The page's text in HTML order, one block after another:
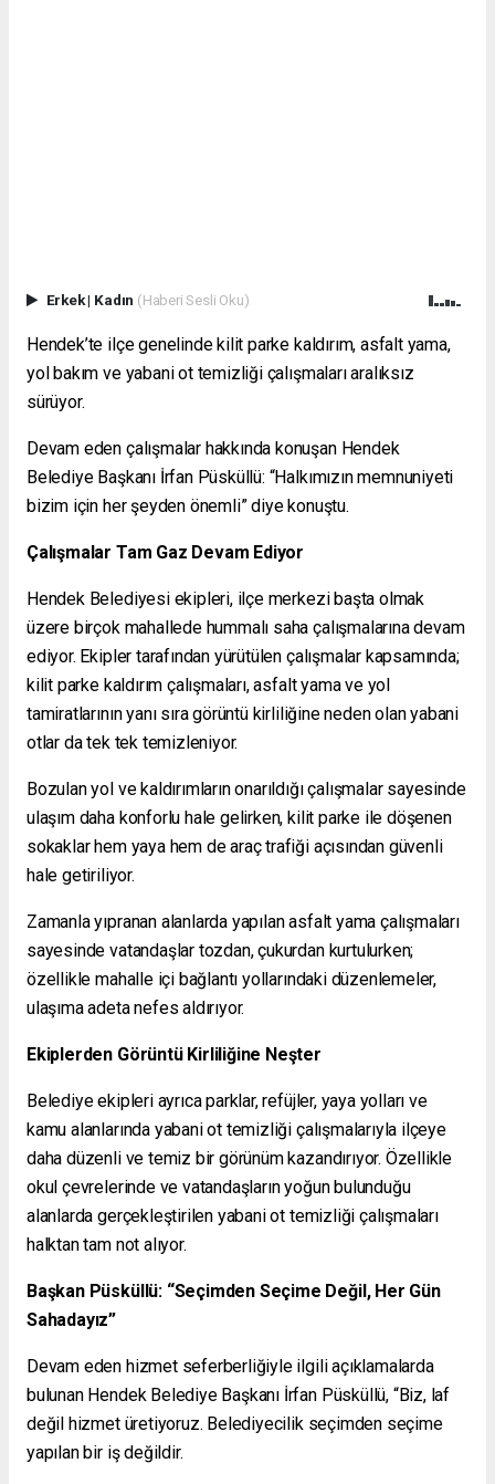
Erkek| Kadın (Haberi Sesli Oku)
Hendek’te ilçe genelinde kilit parke kaldırım, asfalt yama,
yol bakım ve yabani ot temizliği çalışmaları aralıksız
sürüyor.
Devam eden çalışmalar hakkında konuşan Hendek
Belediye Başkanı İrfan Püsküllü: “Halkımızın memnuniyeti
bizim için her şeyden önemli” diye konuştu.
Çalışmalar Tam Gaz Devam Ediyor
Hendek Belediyesi ekipleri, ilçe merkezi başta olmak
üzere birçok mahallede hummalı saha çalışmalarına devam
ediyor. Ekipler tarafından yürütülen çalışmalar kapsamında;
kilit parke kaldırım çalışmaları, asfalt yama ve yol
tamiratlarının yanı sıra görüntü kirliliğine neden olan yabani
otlar da tek tek temizleniyor.
Bozulan yol ve kaldırımların onarıldığı çalışmalar sayesinde
ulaşım daha konforlu hale gelirken, kilit parke ile döşenen
sokaklar hem yaya hem de araç trafiği açısından güvenli
hale getiriliyor.
Zamanla yıpranan alanlarda yapılan asfalt yama çalışmaları
sayesinde vatandaşlar tozdan, çukurdan kurtulurken;
özellikle mahalle içi bağlantı yollarındaki düzenlemeler,
ulaşıma adeta nefes aldırıyor.
Ekiplerden Görüntü Kirliliğine Neşter
Belediye ekipleri ayrıca parklar, refüjler, yaya yolları ve
kamu alanlarında yabani ot temizliği çalışmalarıyla ilçeye
daha düzenli ve temiz bir görünüm kazandırıyor. Özellikle
okul çevrelerinde ve vatandaşların yoğun bulunduğu
alanlarda gerçekleştirilen yabani ot temizliği çalışmaları
halktan tam not alıyor.
Başkan Püsküllü: “Seçimden Seçime Değil, Her Gün
Sahadayız”
Devam eden hizmet seferberliğiyle ilgili açıklamalarda
bulunan Hendek Belediye Başkanı İrfan Püsküllü, “Biz, laf
değil hizmet üretiyoruz. Belediyecilik seçimden seçime
yapılan bir iş değildir.